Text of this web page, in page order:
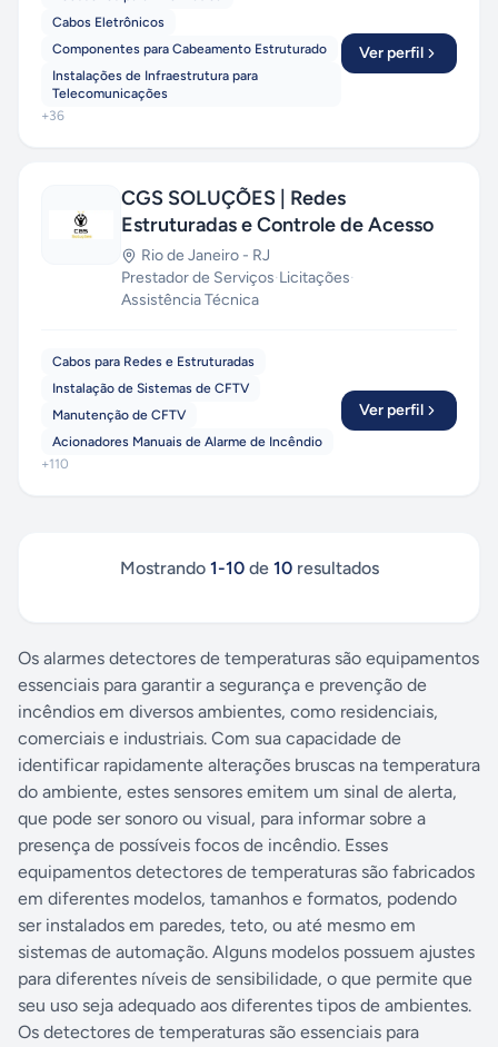
Cabos Eletrônicos
Componentes para Cabeamento Estruturado
Instalações de Infraestrutura para
Telecomunicações
+36
Ver perfil
CGS SOLUÇÕES | Redes
Estruturadas e Controle de Acesso
Rio de Janeiro - RJ
Prestador de Serviços·Licitações·
Assistência Técnica
Cabos para Redes e Estruturadas
Instalação de Sistemas de CFTV
Manutenção de CFTV
Acionadores Manuais de Alarme de Incêndio
+110
Ver perfil
Mostrando 1-10de 10resultados
Os alarmes detectores de temperaturas são equipamentos
essenciais para garantir a segurança e prevenção de
incêndios em diversos ambientes, como residenciais,
comerciais e industriais. Com sua capacidade de
identificar rapidamente alterações bruscas na temperatura
do ambiente, estes sensores emitem um sinal de alerta,
que pode ser sonoro ou visual, para informar sobre a
presença de possíveis focos de incêndio. Esses
equipamentos detectores de temperaturas são fabricados
em diferentes modelos, tamanhos e formatos, podendo
ser instalados em paredes, teto, ou até mesmo em
sistemas de automação. Alguns modelos possuem ajustes
para diferentes níveis de sensibilidade, o que permite que
seu uso seja adequado aos diferentes tipos de ambientes.
Os detectores de temperaturas são essenciais para